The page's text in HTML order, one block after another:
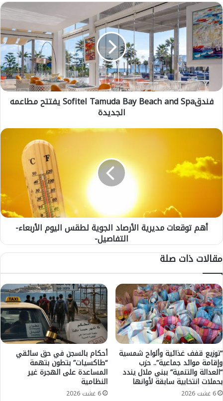
ف
ن
د
ق
S
o
t
a
d
a
B
h
n
d
S
p
a
ي
ف
ت
ت
ح
م
ط
فندقSofitel Tamuda Bay Beach and Spa يفتتح مطاعمه
الجديدة
أ
ت
و
ت
د
ر
ة
ا
ل
أ
ر
ص
ا
د
ا
ل
ج
و
أهم توقعات مديرية الأرصاد الجوية لطقس اليوم الأربعاء-
التفاصيل-
مقالات ذات صلة
“توزيع قفف غذائية وألواح شمسية
وإقامة موائد جماعية”.. حزب
“العدالة والتنمية” ببني ملال يندد
بحملات انتخابية سابقة لأوانها
6 غشت 2026
أحكام بالسجن في حق سائقي
“طاكسيات” بتطون بتهمة
المساعدة على الهجرة غير
النظامية
6 غشت 2026